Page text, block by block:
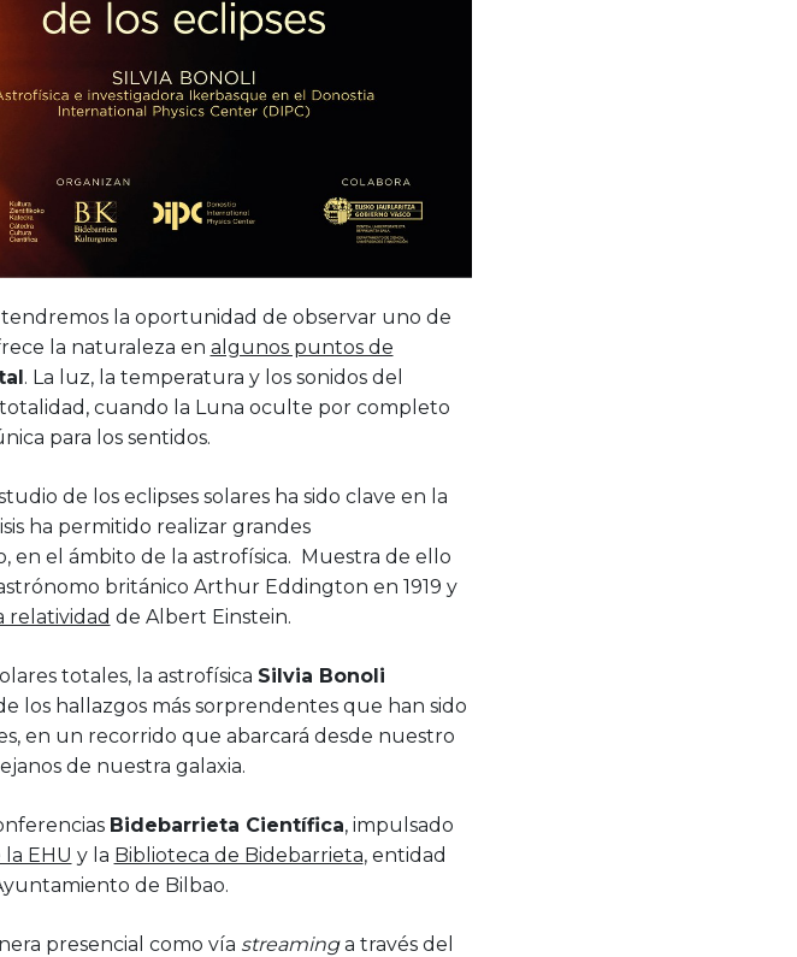
la oportunidad de observar uno de
la naturaleza en algunos puntos de
. La luz, la temperatura y los sonidos del
cuando la Luna oculte por completo
para los sentidos.
de los eclipses solares ha sido clave en la
ha permitido realizar grandes
en el ámbito de la astrofísica. Muestra de ello
británico Arthur Eddington en 1919 y
relatividad de Albert Einstein.
totales, la astrofísica Silvia Bonoli
los hallazgos más sorprendentes que han sido
en un recorrido que abarcará desde nuestro
de nuestra galaxia.
Bidebarrieta Científica, impulsado
EHU y la Biblioteca de Bidebarrieta, entidad
de Bilbao.
presencial como vía streaminga través del